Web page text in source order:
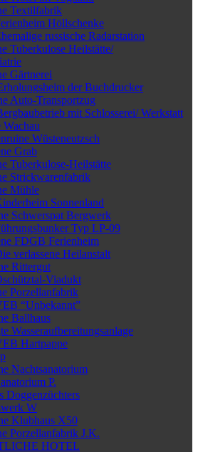
Textilfabrik
Höllschenke
russische Radarstation
Tuberkulose Heilstätte/
Gärtnerei
der Buchdrucker
Auto-Transportzug
mit Schlosserei/ Werkstatt
Wüsteneutzsch
Grab
Tuberkulose-Heilstätte
Strickwarenfabrik
Mühle
Sonnenland
Schwerspat Bergwerk
Typ LP-09
FDGB Ferienheim
verlassene Heilanstalt
Rittergut
Viadukt
Porzellanfabrik
“Unbekannt”
Ballhaus
Wasseraufbereitungsanlage
Hartpappe
Nachtsanatorium
P.
Doggenzüchters
W
Klubhaus X50
Porzellanfabrik J.K.
HOTEL